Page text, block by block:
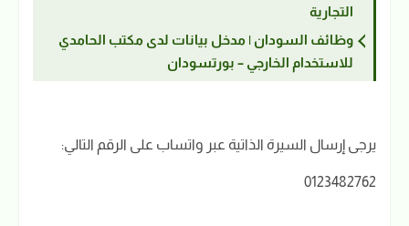
التجارية
وظائف السودان | مدخل بيانات لدى مكتب الحامدي
للاستخدام الخارجي – بورتسودان
يرجى إرسال السيرة الذاتية عبر واتساب على الرقم التالي:
0123482762